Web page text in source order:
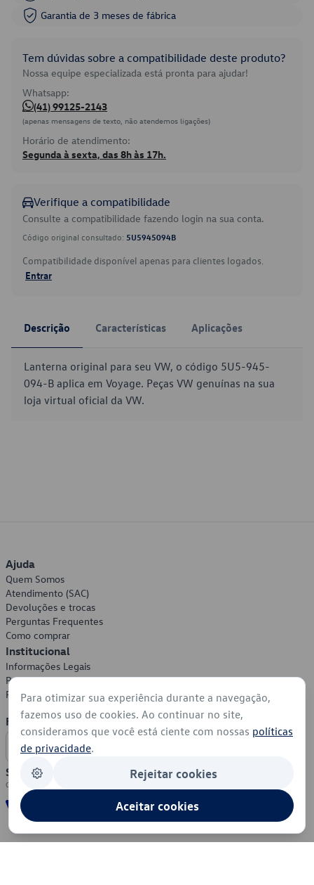
Garantia de 3 meses de fábrica
Tem dúvidas sobre a compatibilidade deste produto?
Nossa equipe especializada está pronta para ajudar!
Whatsapp:
(41) 99125-2143
(apenas mensagens de texto, não atendemos ligações)
Horário de atendimento:
Segunda à sexta, das 8h às 17h.
Verifique a compatibilidade
Consulte a compatibilidade fazendo login na sua conta.
Código original consultado: 5U5945094B
Compatibilidade disponível apenas para clientes logados.
Entrar
Descrição Características Aplicações
Lanterna original para seu VW, o código 5U5-945-
094-B aplica em Voyage. Peças VW genuínas na sua
loja virtual oficial da VW.
Ajuda
Quem Somos
Atendimento (SAC)
Devoluções e trocas
Perguntas Frequentes
Como comprar
Institucional
Informações Legais
Política de Privacidade
Política de Cookies
Formas de Pagamento
Segurança
Para otimizar sua experiência durante a navegação,
fazemos uso de cookies. Ao continuar no site,
consideramos que você está ciente com nossas políticas
de privacidade.
Rejeitar cookies
Aceitar cookies